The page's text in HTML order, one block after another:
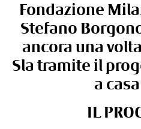
Fondazione
Stefano
ancora una
Sla tramite il
a
IL